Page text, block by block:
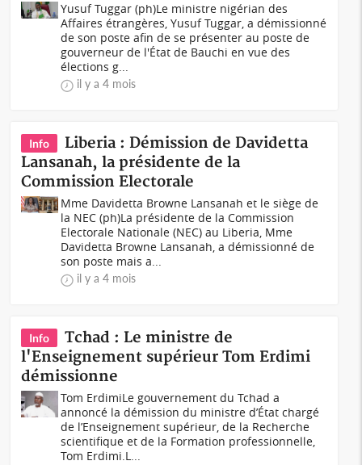
Yusuf Tuggar (ph)Le ministre nigérian des
Affaires étrangères, Yusuf Tuggar, a démissionné
de son poste afin de se présenter au poste de
gouverneur de l'État de Bauchi en vue des
élections g...
il y a 4 mois
Info
Liberia : Démission de Davidetta
Lansanah, la présidente de la
Commission Electorale
Mme Davidetta Browne Lansanah et le siège de
la NEC (ph)La présidente de la Commission
Electorale Nationale (NEC) au Liberia, Mme
Davidetta Browne Lansanah, a démissionné de
son poste mais a...
il y a 4 mois
Info
Tchad : Le ministre de
l'Enseignement supérieur Tom Erdimi
démissionne
Tom ErdimiLe gouvernement du Tchad a
annoncé la démission du ministre d’État chargé
de l’Enseignement supérieur, de la Recherche
scientifique et de la Formation professionnelle,
Tom Erdimi.L...